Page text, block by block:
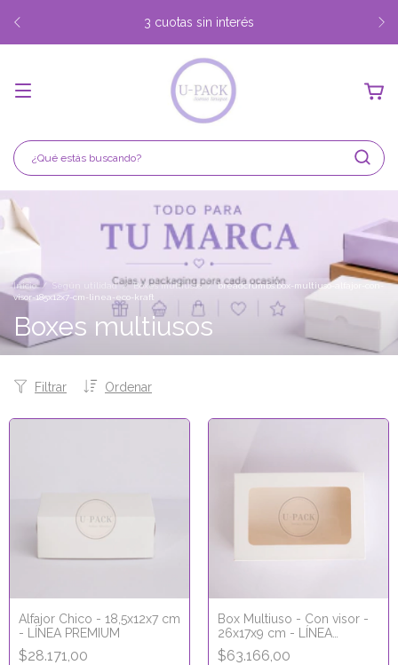
3 cuotas sin interés
Inicio / Según utilidad / Boxes multiusos / breadcrumbs.box-multiuso-alfajor-con-
visor-185x12x7-cm-linea-eco-kraft
Boxes multiusos
Ordenar
Filtrar
Alfajor Chico - 18,5x12x7 cm
- LÍNEA PREMIUM
$28.171,00
Box Multiuso - Con visor -
26x17x9 cm - LÍNEA
PREMIUM
$63.166,00